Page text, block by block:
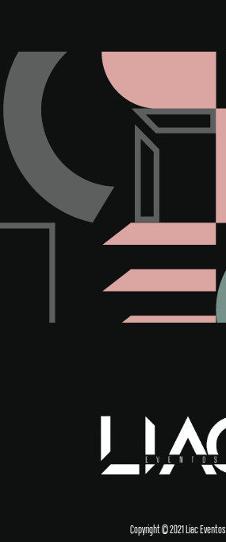
Copyright © 2021 Liac Eventos